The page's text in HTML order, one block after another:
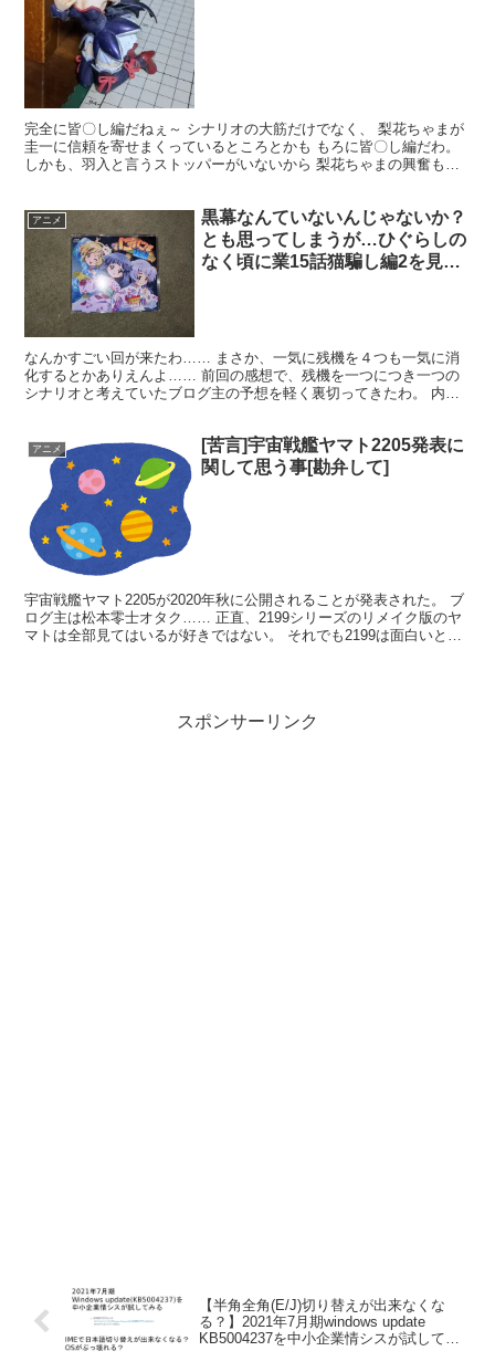
完全に皆〇し編だねぇ～ シナリオの大筋だけでなく、 梨花ちゃまが
圭一に信頼を寄せまくっているところとかも もろに皆〇し編だわ。
しかも、羽入と言うストッパーがいないから 梨花ちゃまの興奮も最
アニメ
黒幕なんていないんじゃないか？
とも思ってしまうが…ひぐらしの
なく頃に業15話猫騙し編2を見て
なんかすごい回が来たわ…… まさか、一気に残機を４つも一気に消
化するとかありえんよ…… 前回の感想で、残機を一つにつき一つの
シナリオと考えていたブログ主の予想を軽く裏切ってきたわ。 内容
アニメ
[苦言]宇宙戦艦ヤマト2205発表に
関して思う事[勘弁して]
宇宙戦艦ヤマト2205が2020年秋に公開されることが発表された。 ブ
ログ主は松本零士オタク…… 正直、2199シリーズのリメイク版のヤ
マトは全部見てはいるが好きではない。 それでも2199は面白いとは
スポンサーリンク
【半角全角(E/J)切り替えが出来なくな
る？】2021年7月期windows update
KB5004237を中小企業情シスが試してみ